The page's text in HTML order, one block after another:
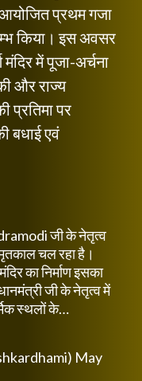
प्रथम गजा
किया। इस अवसर
में पूजा-अर्चना
और राज्य
प्रतिमा पर
बधाई एवं
जी के नेतृत्व
चल रहा है।
का निर्माण इसका
जी के नेतृत्व में
स्थलों के…
May